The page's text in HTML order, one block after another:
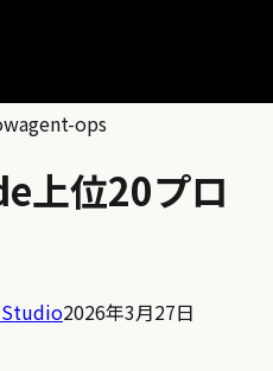
agent-ops
上位20プロ
2026年3月27日